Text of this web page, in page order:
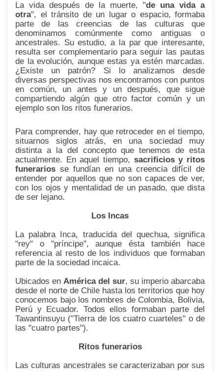
La vida después de la muerte, "de una vida a
otra", el tránsito de un lugar o espacio, formaba
parte de las creencias de las culturas que
denominamos comúnmente como antiguas o
ancestrales. Su estudio, a la par que interesante,
resulta ser complementario para seguir las pautas
de la evolución, aunque estas ya estén marcadas.
¿Existe un patrón? Si lo analizamos desde
diversas perspectivas nos encontramos con puntos
en común, un antes y un después, que sigue
compartiendo algún que otro factor común y un
ejemplo son los ritos funerarios.
Para comprender, hay que retroceder en el tiempo,
situarnos siglos atrás, en una sociedad muy
distinta a la del concepto que tenemos de esta
actualmente. En aquel tiempo, sacrificios y ritos
funerarios se fundían en una creencia difícil de
entender por aquellos que no son capaces de ver,
con los ojos y mentalidad de un pasado, que dista
de ser lejano.
Los Incas
La palabra Inca, traducida del quechua, significa
"rey" o "príncipe", aunque ésta también hace
referencia al resto de los individuos que formaban
parte de la sociedad incaica.
Ubicados en América del sur, su imperio abarcaba
desde el norte de Chile hasta los territorios que hoy
conocemos bajo los nombres de Colombia, Bolivia,
Perú y Ecuador. Todos ellos formaban parte del
Tawantinsuyu ("Tierra de los cuatro cuarteles" o de
las "cuatro partes").
Ritos funerarios
Las culturas ancestrales se caracterizaban por sus